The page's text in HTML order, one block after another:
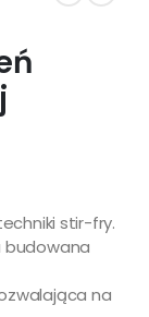
stir-fry.
budowana
na